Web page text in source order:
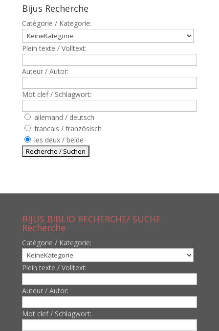
Bijus Recherche
Catègorie / Kategorie:
Plein texte / Volltext:
Auteur / Autor:
Mot clef / Schlagwort:
allemand / deutsch
francais / französisch
les deux / beide
BIJUS BIBLIO RECHERCHE/ SUCHE
Recherche
Catègorie / Kategorie:
Plein texte / Volltext:
Auteur / Autor:
Mot clef / Schlagwort: